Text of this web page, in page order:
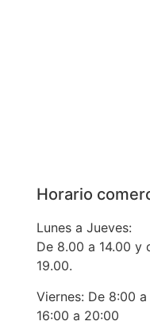
Horario
Lunes a Jueves:
De 8.00 a 14.00 y
19.00.
Viernes: De 8:00
16:00 a 20:00